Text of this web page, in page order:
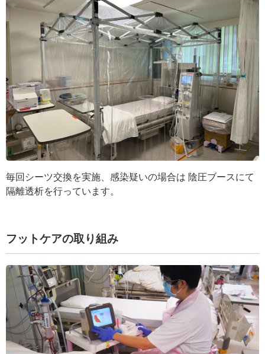
毎回シーツ交換を実施、感染疑いの場合は 陰圧ブースにて
隔離透析を行っています。
フットケアの取り組み